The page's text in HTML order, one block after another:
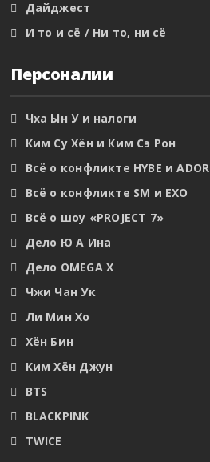
Дайджест
И то и сё / Ни то, ни сё
Персоналии
Чха Ын У и налоги
Ким Су Хён и Ким Сэ Рон
Всё о конфликте HYBE и ADOR
Всё о конфликте SM и EXO
Всё о шоу «PROJECT 7»
Дело Ю А Ина
Дело OMEGA X
Чжи Чан Ук
Ли Мин Хо
Хён Бин
Ким Хён Джун
BTS
BLACKPINK
TWICE